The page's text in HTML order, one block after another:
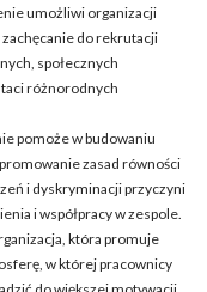
umożliwi organizacji
do rekrutacji
społecznych
różnorodnych
pomoże w budowaniu
zasad równości
i dyskryminacji przyczyni
i współpracy w zespole.
która promuje
w której pracownicy